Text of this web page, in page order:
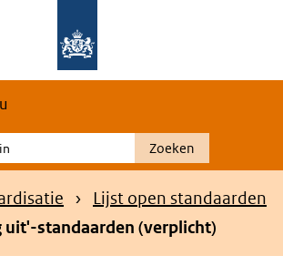
Zoeken
Lijst open standaarden
uit'-standaarden (verplicht)